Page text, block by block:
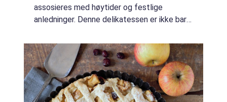
assosieres med høytider og festlige
anledninger. Denne delikatessen er ikke bare
også sin plass i matkulturer rundt om i
verden. Enten ...